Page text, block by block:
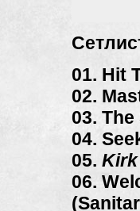
01. Hit
02.
03.
04.
05. Kirk
06.